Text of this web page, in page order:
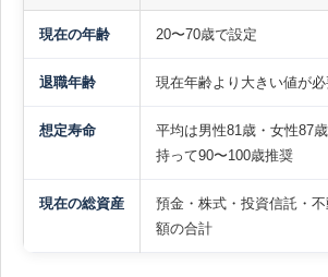
現在の年齢 20〜70歳で設定
退職年齢 現在年齢より大きい値が
想定寿命
平均は男性81歳・女性87
持って90〜100歳推奨
現在の総資産
預金・株式・投資信託・
額の合計